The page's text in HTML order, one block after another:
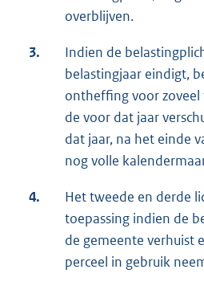
overblijven.
3.
Indien de
belastingjaar eindigt,
ontheffing voor
de voor dat jaar
dat jaar, na het einde
nog volle
4.
Het tweede en derde
toepassing indien de
de gemeente verhuist
perceel in gebruik